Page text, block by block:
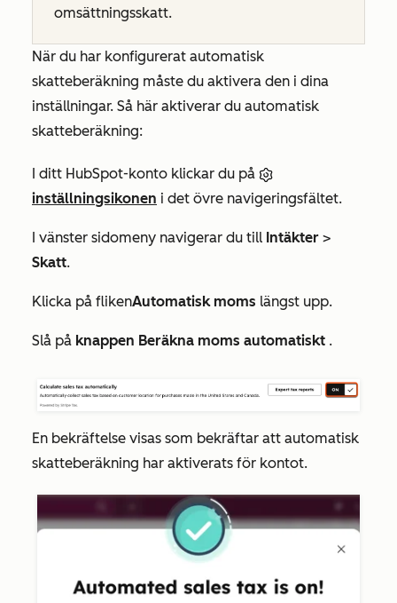
omsättningsskatt.
När du har konfigurerat automatisk
skatteberäkning måste du aktivera den i dina
inställningar. Så här aktiverar du automatisk
skatteberäkning:
I ditt HubSpot-konto klickar du på
inställningsikonen i det övre navigeringsfältet.
I vänster sidomeny navigerar du till Intäkter >
Skatt.
Klicka på flikenAutomatisk moms längst upp.
Slå på knappen Beräkna moms automatiskt .
En bekräftelse visas som bekräftar att automatisk
skatteberäkning har aktiverats för kontot.